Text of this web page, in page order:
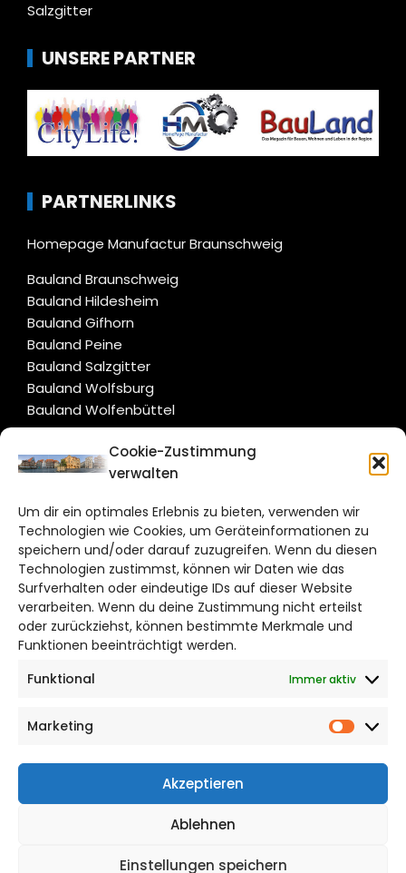
Cookie-Zustimmung
verwalten
Um dir ein optimales Erlebnis zu bieten, verwenden wir
Technologien wie Cookies, um Geräteinformationen zu
speichern und/oder darauf zuzugreifen. Wenn du diesen
Technologien zustimmst, können wir Daten wie das
Surfverhalten oder eindeutige IDs auf dieser Website
verarbeiten. Wenn du deine Zustimmung nicht erteilst
oder zurückziehst, können bestimmte Merkmale und
Funktionen beeinträchtigt werden.
Funktional
Immer aktiv
Marketing
Akzeptieren
Ablehnen
Einstellungen speichern
Salzgitter
UNSERE PARTNER
PARTNERLINKS
Homepage Manufactur Braunschweig
Bauland Braunschweig
Bauland Hildesheim
Bauland Gifhorn
Bauland Peine
Bauland Salzgitter
Bauland Wolfsburg
Bauland Wolfenbüttel
CITYLIFE!
hildesheim@citylifemedien.de
Bruchtorwall 12
38100 Braunschweig
Telefon: 0531 387220 – 65
DAS STADTMAGAZIN FÜR HILDESHEIM
Impressum
Cookie Richtlinie
CITYLIFE! BEI FACEBOOK